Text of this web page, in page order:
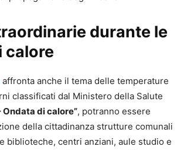
durante le
calore
affronta anche il tema delle temperature
classificati dal Ministero della Salute
Ondata di calore”, potranno essere
della cittadinanza strutture comunali
biblioteche, centri anziani, aule studio e